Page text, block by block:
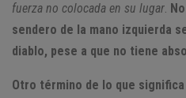
fuerza no colocada en su lugar.
sendero de la mano izquierda
diablo, pese a que no tiene
Otro término de lo que